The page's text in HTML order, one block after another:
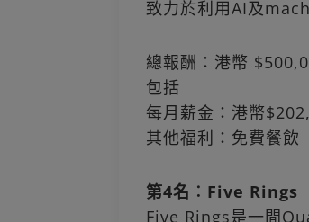
致力於利用AI及
總報酬：港幣
包括
每月薪金：港幣
其他福利：免費餐飲
第4名︰Five Rings
Five Rings是一間